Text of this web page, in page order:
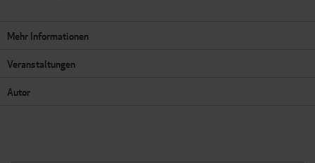
Mehr Informationen
Veranstaltungen
Autor